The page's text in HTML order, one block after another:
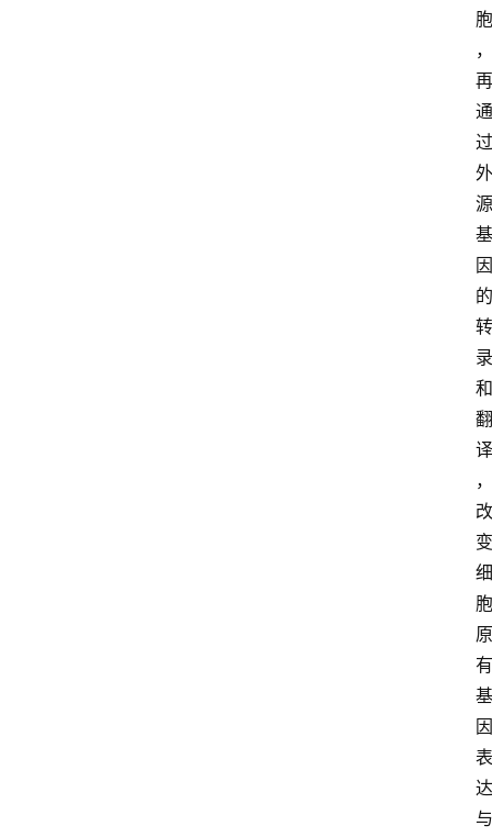
胞
，
再
通
过
外
源
基
因
的
转
录
和
翻
译
，
改
变
细
胞
原
有
基
因
表
达
与